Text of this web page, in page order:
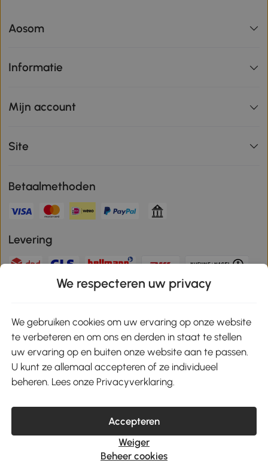
Aosom
Informatie
Mijn account
Site
Betaalmethoden
Levering
Veilige betaling
Download de app en ontvang 10% korting!
Google Play
klantenservice@aosom.nl
MH Handel GmbH, Wendenstrasse 309, 20537 Hamburg
© 2021-2026 Aosom heeft alle rechten voorbehouden.
We respecteren uw privacy
We gebruiken cookies om uw ervaring op onze website
te verbeteren en om ons en derden in staat te stellen
uw ervaring op en buiten onze website aan te passen.
U kunt ze allemaal accepteren of ze individueel
beheren. Lees onze Privacyverklaring.
Accepteren
Weiger
Beheer cookies